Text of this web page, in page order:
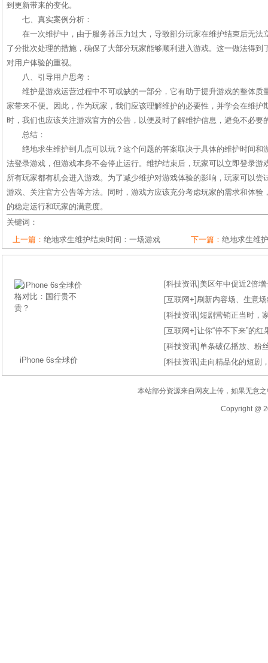
到更新带来的变化。
七、真实案例分析：
在一次维护中，由于服务器压力过大，导致部分玩家在维护结束后无法
了分批次处理的措施，确保了大部分玩家能够顺利进入游戏。这一做法得到
对用户体验的重视。
八、引导用户思考：
维护是游戏运营过程中不可或缺的一部分，它有助于提升游戏的整体质
家带来不便。因此，作为玩家，我们应该理解维护的必要性，并学会在维护
时，我们也应该关注游戏官方的公告，以便及时了解维护信息，避免不必要
总结：
绝地求生维护到几点可以玩？这个问题的答案取决于具体的维护时间和
法登录游戏，但游戏本身不会停止运行。维护结束后，玩家可以立即登录游
所有玩家都有机会进入游戏。为了减少维护对游戏体验的影响，玩家可以尝
游戏、关注官方公告等方法。同时，游戏方应该充分考虑玩家的需求和体验
的稳定运行和玩家的满意度。
关键词：
上一篇： 绝地求生维护结束时间：一场游戏 下一篇： 绝地求生维
iPhone 6s全球价
[科技资讯] 美区年中促近2倍
[互联网+] 刷新内容场、生意
[科技资讯]短剧营销正当时，
[互联网+]让你“停不下来”的
[科技资讯]单条破亿播放、粉
[科技资讯] 走向精品化的短剧
本站部分资源来自网友上传，如果无意
Copyright @